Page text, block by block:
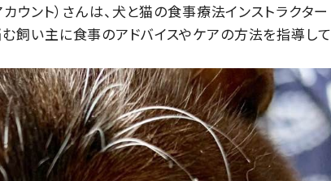
ト）さんは、犬と猫の食事療法インストラクター
飼い主に食事のアドバイスやケアの方法を指導して